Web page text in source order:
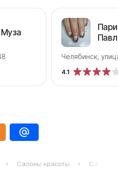
Челябинск,
4.1
Салоны красоты Салон-